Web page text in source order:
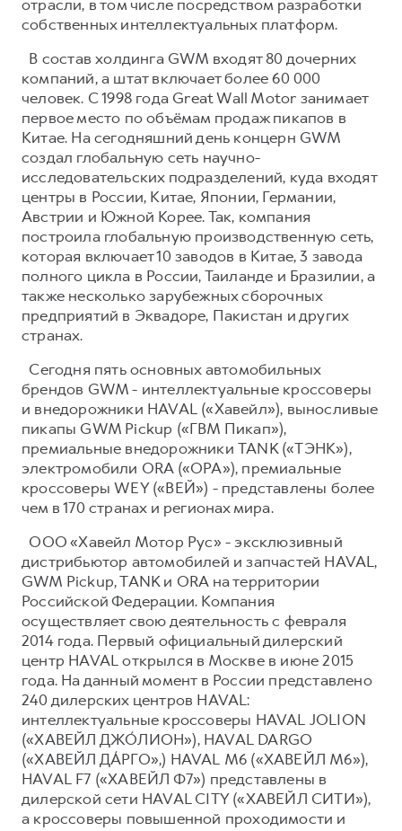
отрасли, в том числе посредством разработки
собственных интеллектуальных платформ.
В состав холдинга GWM входят 80 дочерних
компаний, а штат включает более 60 000
человек. С 1998 года Great Wall Motor занимает
первое место по объёмам продаж пикапов в
Китае. На сегодняшний день концерн GWM
создал глобальную сеть научно-
исследовательских подразделений, куда входят
центры в России, Китае, Японии, Германии,
Австрии и Южной Корее. Так, компания
построила глобальную производственную сеть,
которая включает 10 заводов в Китае, 3 завода
полного цикла в России, Таиланде и Бразилии, а
также несколько зарубежных сборочных
предприятий в Эквадоре, Пакистан и других
странах.
Сегодня пять основных автомобильных
брендов GWM - интеллектуальные кроссоверы
и внедорожники HAVAL («Хавейл»), выносливые
пикапы GWM Pickup («ГВМ Пикап»),
премиальные внедорожники TANK («ТЭНК»),
электромобили ORA («ОРА»), премиальные
кроссоверы WEY («ВЕЙ») - представлены более
чем в 170 странах и регионах мира.
ООО «Хавейл Мотор Рус» - эксклюзивный
дистрибьютор автомобилей и запчастей HAVAL,
GWM Pickup, TANK и ORA на территории
Российской Федерации. Компания
осуществляет свою деятельность с февраля
2014 года. Первый официальный дилерский
центр HAVAL открылся в Москве в июне 2015
года. На данный момент в России представлено
240 дилерских центров HAVAL:
интеллектуальные кроссоверы HAVAL JOLION
(«ХАВЕЙЛ ДЖО́ЛИОН»), HAVAL DARGO
(«ХАВЕЙЛ ДА́РГО»,) HAVAL М6 («ХАВЕЙЛ M6»),
HAVAL F7 («ХАВЕЙЛ Ф7») представлены в
дилерской сети HAVAL CITY («ХАВЕЙЛ СИТИ»),
а кроссоверы повышенной проходимости и